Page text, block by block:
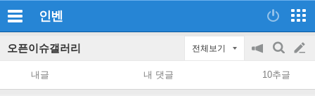
인벤
오픈이슈갤러리 전체보기
공
지
on/off
검
색
글
쓰
내글 내 댓글 10추글